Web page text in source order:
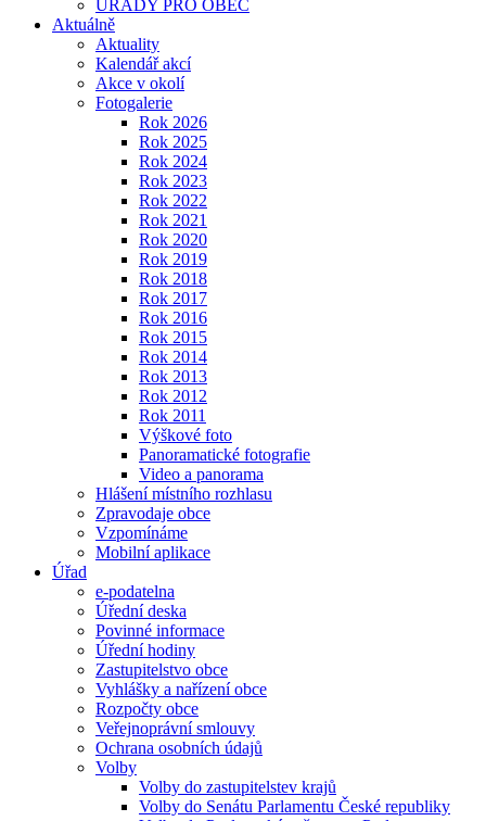
ÚŘADY PRO OBEC
Aktuálně
Aktuality
Kalendář akcí
Akce v okolí
Fotogalerie
Rok 2026
Rok 2025
Rok 2024
Rok 2023
Rok 2022
Rok 2021
Rok 2020
Rok 2019
Rok 2018
Rok 2017
Rok 2016
Rok 2015
Rok 2014
Rok 2013
Rok 2012
Rok 2011
Výškové foto
Panoramatické fotografie
Video a panorama
Hlášení místního rozhlasu
Zpravodaje obce
Vzpomínáme
Mobilní aplikace
Úřad
e-podatelna
Úřední deska
Povinné informace
Úřední hodiny
Zastupitelstvo obce
Vyhlášky a nařízení obce
Rozpočty obce
Veřejnoprávní smlouvy
Ochrana osobních údajů
Volby
Volby do zastupitelstev krajů
Volby do Senátu Parlamentu České republiky